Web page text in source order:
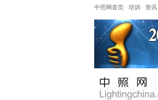
中照网首页 - 培训 - 资讯